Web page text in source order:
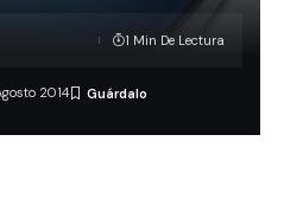
2014
1 Min De Lectura